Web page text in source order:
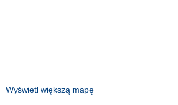
Wyświetl większą mapę